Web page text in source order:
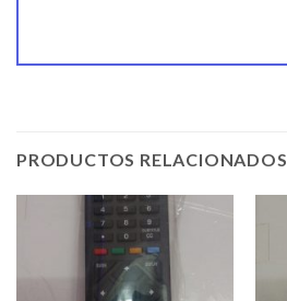
PRODUCTOS RELACIONADOS